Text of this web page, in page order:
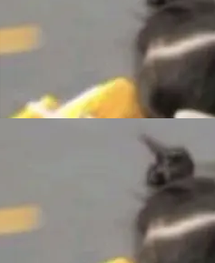
状态。 Groki
工智能生成内
众包百科网站
查发现，无论
出现近期更
Bean、写 R
、
一行翻译文
模块围绕三
：
与 Iceb
是缺失的那一
进一步支
V3 格式。
幕。本届大会
联盟主办，以
代的质量新范
ADT